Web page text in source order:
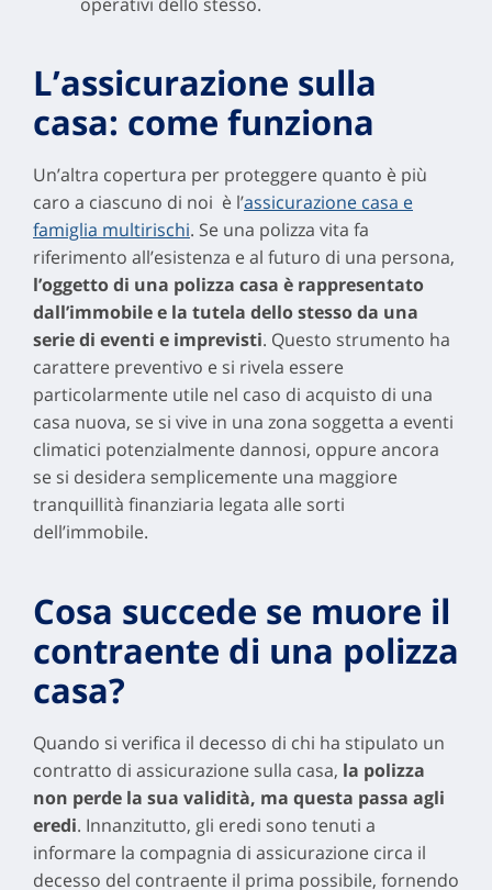
L’assicurazione sulla
casa: come funziona
Un’altra copertura per proteggere quanto è più
caro a ciascuno di noi è l’assicurazione casa e
famiglia multirischi. Se una polizza vita fa
riferimento all’esistenza e al futuro di una persona,
l’oggetto di una polizza casa è rappresentato
dall’immobile e la tutela dello stesso da una
serie di eventi e imprevisti. Questo strumento ha
carattere preventivo e si rivela essere
particolarmente utile nel caso di acquisto di una
casa nuova, se si vive in una zona soggetta a eventi
climatici potenzialmente dannosi, oppure ancora
se si desidera semplicemente una maggiore
tranquillità finanziaria legata alle sorti
dell’immobile.
Cosa succede se muore il
contraente di una polizza
casa?
Quando si verifica il decesso di chi ha stipulato un
contratto di assicurazione sulla casa, la polizza
non perde la sua validità, ma questa passa agli
eredi. Innanzitutto, gli eredi sono tenuti a
informare la compagnia di assicurazione circa il
decesso del contraente il prima possibile, fornendo